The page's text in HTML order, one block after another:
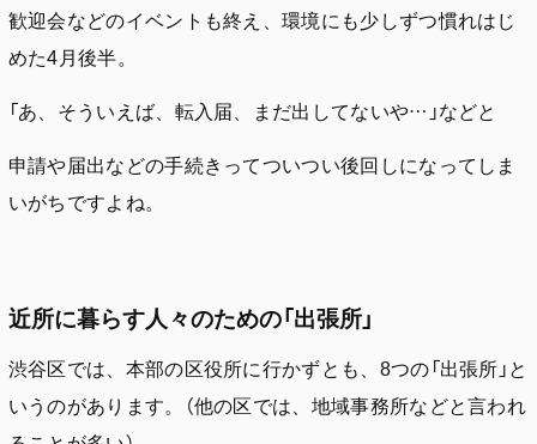
歓迎会などのイベントも終え、環境にも少しずつ慣れはじ
めた4月後半。
「あ、そういえば、転入届、まだ出してないや…」などと
申請や届出などの手続きってついつい後回しになってしま
いがちですよね。
近所に暮らす人々のための「出張所」
渋谷区では、本部の区役所に行かずとも、8つの「出張所」と
いうのがあります。（他の区では、地域事務所などと言われ